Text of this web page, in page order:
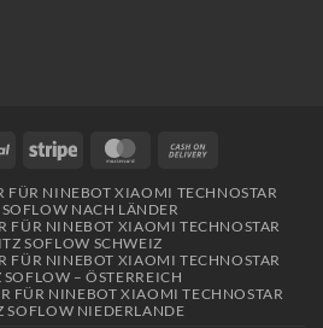
PayPal Stripe MasterCard
Delivery
FÜR NINEBOT XIAOMI TECHNOSTAR
NACH LÄNDER
FÜR NINEBOT XIAOMI TECHNOSTAR
SOFLOW SCHWEIZ
FÜR NINEBOT XIAOMI TECHNOSTAR
– ÖSTERREICH
FÜR NINEBOT XIAOMI TECHNOSTAR
SOFLOW NIEDERLANDE